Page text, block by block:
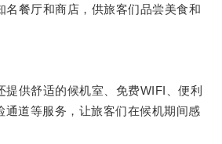
餐厅和商店，供旅客们品尝美食和
供舒适的候机室、免费WIFI、便利
通道等服务，让旅客们在候机期间感